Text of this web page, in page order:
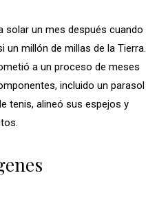
solar un mes después cuando
un millón de millas de la Tierra.
a un proceso de meses
incluido un parasol
tenis, alineó sus espejos y